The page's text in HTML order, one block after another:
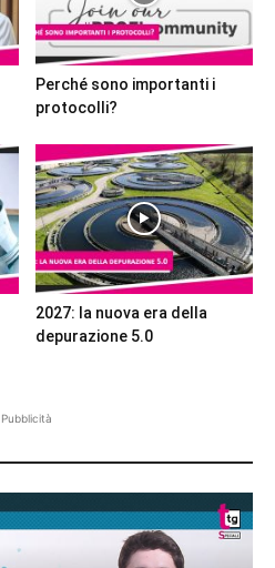
Perché sono importanti i
protocolli?
2027: la nuova era della
depurazione 5.0
Pubblicità